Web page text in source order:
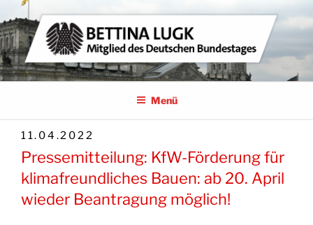
Zum
Inhalt
springen
BETTINA LUGK
MITGLIED DES DEUTSCHEN BUNDESTAGES
Menü
VERÖFFENTLICHT
AM
11.04.2022
Pressemitteilung: KfW-Förderung für
klimafreundliches Bauen: ab 20. April
wieder Beantragung möglich!